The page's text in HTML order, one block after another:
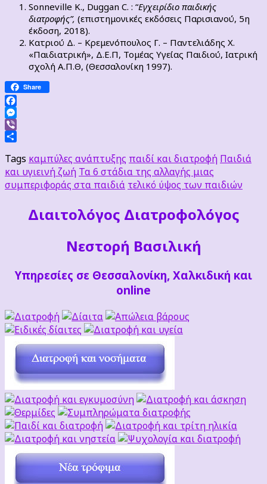
Sonneville K., Duggan C. : “Εγχειρίδιο παιδικής
διατροφής”, (επιστημονικές εκδόσεις Παρισιανού, 5η
έκδοση, 2018).
Κατριού Δ. – Κρεμενόπουλος Γ. – Παντελιάδης Χ.
«Παιδιατρική», Δ.Ε.Π, Τομέας Υγείας Παιδιού, Ιατρική
σχολή Α.Π.Θ, (Θεσσαλονίκη 1997).
Share
Facebook
Messenger
Viber
Tags καμπύλες ανάπτυξης παιδί και διατροφή Παιδιά
και υγιεινή ζωή Τα 6 στάδια της αλλαγής μιας
συμπεριφοράς στα παιδιά τελικό ύψος των παιδιών
Διαιτoλόγος Διατροφολόγος
Νεστορή Βασιλική
Υπηρεσίες σε Θεσσαλονίκη, Χαλκιδική και
online